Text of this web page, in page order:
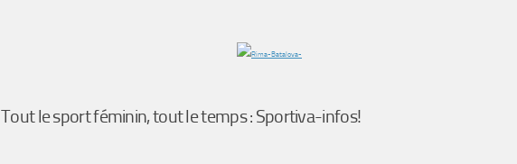
Tout le sport féminin, tout le temps : Sportiva-infos!